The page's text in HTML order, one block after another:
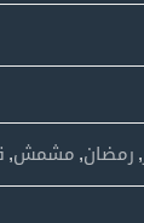
,رمضان,مشمش,